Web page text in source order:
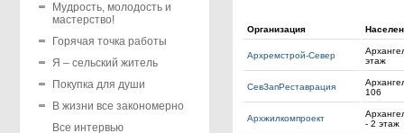
Мудрость, молодость и
мастерство!
Горячая точка работы
Я – сельский житель
Покупка для души
В жизни все закономерно
Все интервью
Организация
Архремстрой-Север
этаж
СевЗапРеставрация
106
Архжилкомпроект
- 2 этаж